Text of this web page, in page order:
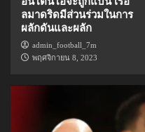
ลมาดริดมีส่วนร่วมในการ
ผลักดันและผลัก
admin_football_7m
พฤศจิกายน 8, 2023